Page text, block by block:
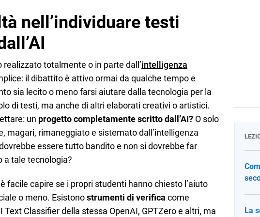
nell’individuare testi
totalmente o in parte dall’intelligenza
il dibattito è attivo ormai da qualche tempo e
sia lecito o meno farsi aiutare dalla tecnologia per la
di testi, ma anche di altri elaborati creativi o artistici.
un progetto completamente scritto dall’AI? O solo
magari, rimaneggiato e sistemato dall’intelligenza
essere tutto bandito e non si dovrebbe far
a tale tecnologia?
facile capire se i propri studenti hanno chiesto l’aiuto
o meno. Esistonostrumenti di verifica come
Text Classifier della stessa OpenAI, GPTZero e altri, ma
La